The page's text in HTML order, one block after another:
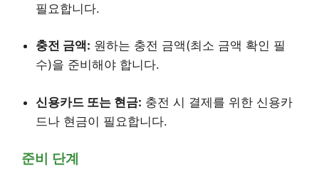
필요합니다.
충전 금액: 원하는 충전 금액(최소 금액 확인 필
수)을 준비해야 합니다.
신용카드 또는 현금: 충전 시 결제를 위한 신용카
드나 현금이 필요합니다.
준비 단계